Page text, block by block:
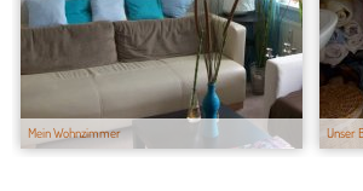
Mein Wohnzimmer Unser